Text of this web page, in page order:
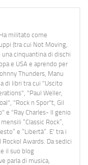
militato come
(tra cui Not Moving,
cinquantina di dischi
e USA e aprendo per
Thunders, Manu
di libri tra cui "Uscito
"Paul Weller,
"Rock n Spor"t, Gil
e "Ray Charles- Il genio
“Classic Rock”,
e “Libertà”. E' tra i
Awards. Da sedici
il suo blog
parla di musica,